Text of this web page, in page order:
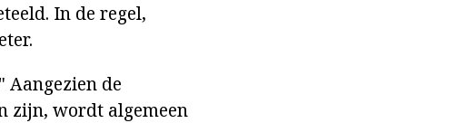
In de regel,
Aangezien de
zijn, wordt algemeen